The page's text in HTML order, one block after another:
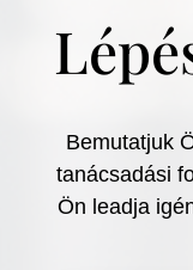
Bemutatjuk
tanácsadási
Ön leadja